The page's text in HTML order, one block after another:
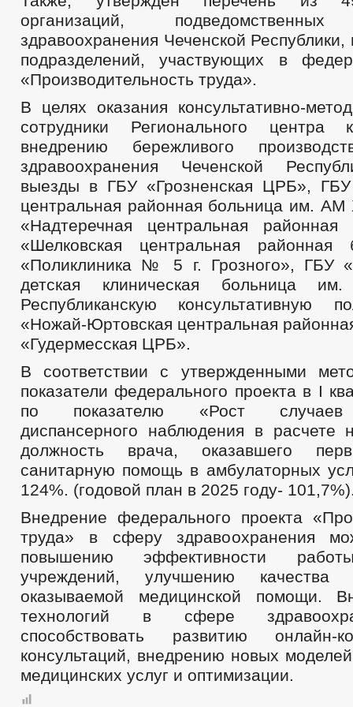
организаций, подведомственных
здравоохранения Чеченской Республики,
подразделений, участвующих в
«Производительность труда».
В целях оказания консультативно-
сотрудники Регионального центра
внедрению бережливого
здравоохранения Чеченской
выезды в ГБУ «Грозненская ЦРБ», ГБУ
центральная районная больница им. АМ
«Надтеречная центральная
«Шелковская центральная районная
«Поликлиника № 5 г. Грозного», ГБУ
детская клиническая больница
Республиканскую консультативную
«Ножай-Юртовская центральная
«Гудермесская ЦРБ».
В соответствии с утвержденными
показатели федерального проекта в I
по показателю «Рост случаев
диспансерного наблюдения в расчете
должность врача, оказавшего
санитарную помощь в амбулаторных
124%. (годовой план в 2025 году-
Внедрение федерального проекта
труда» в сферу здравоохранения
повышению эффективности
учреждений, улучшению качества
оказываемой медицинской помощи.
технологий в сфере
способствовать развитию онлайн-
консультаций, внедрению новых
медицинских услуг и оптимизации.